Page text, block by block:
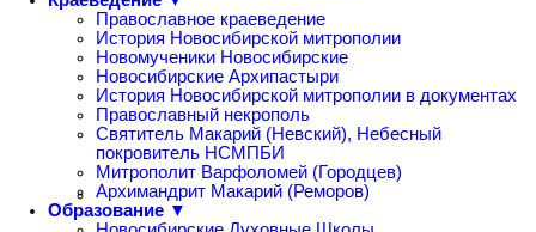
Православное краеведение
История Новосибирской митрополии
Новомученики Новосибирские
Новосибирские Архипастыри
История Новосибирской митрополии в документах
Православный некрополь
Святитель Макарий (Невский), Небесный
покровитель НСМПБИ
Митрополит Варфоломей (Городцев)
Архимандрит Макарий (Реморов)
Образование ▼